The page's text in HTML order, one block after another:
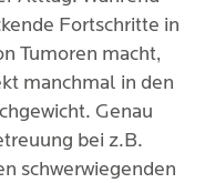
Fortschritte in
Tumoren macht,
manchmal in den
Genau
bei z.B.
schwerwiegenden